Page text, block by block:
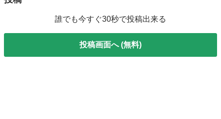
誰でも今すぐ30秒で投稿出来る
投稿画面へ (無料)